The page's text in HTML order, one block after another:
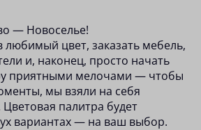
— Новоселье!
любимый цвет, заказать мебель,
и, наконец, просто начать
приятными мелочами — чтобы
мы взяли на себя
палитра будет
вариантах — на ваш выбор.